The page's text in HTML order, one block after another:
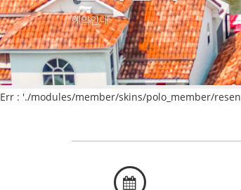
예약안내
Err : './modules/member/skins/polo_member/